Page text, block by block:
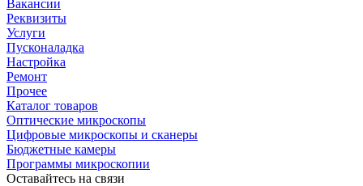
Вакансии
Реквизиты
Услуги
Пусконаладка
Настройка
Ремонт
Прочее
Каталог товаров
Оптические микроскопы
Цифровые микроскопы и сканеры
Бюджетные камеры
Программы микроскопии
Оставайтесь на связи